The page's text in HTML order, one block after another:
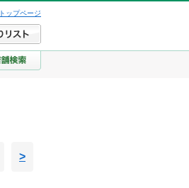
トップページ
>